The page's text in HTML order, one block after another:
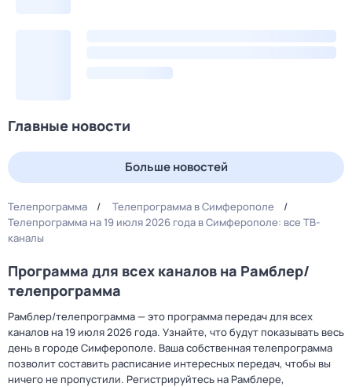
Главные новости
Больше новостей
Телепрограмма
Телепрограмма в Симферополе
Телепрограмма на 19 июля 2026 года в Симферополе: все ТВ-
каналы
Программа для всех каналов на Рамблер/
телепрограмма
Рамблер/телепрограмма — это программа передач для всех
каналов на 19 июля 2026 года. Узнайте, что будут показывать весь
день в городе Симферополе. Ваша собственная телепрограмма
позволит составить расписание интересных передач, чтобы вы
ничего не пропустили. Регистрируйтесь на Рамблере,